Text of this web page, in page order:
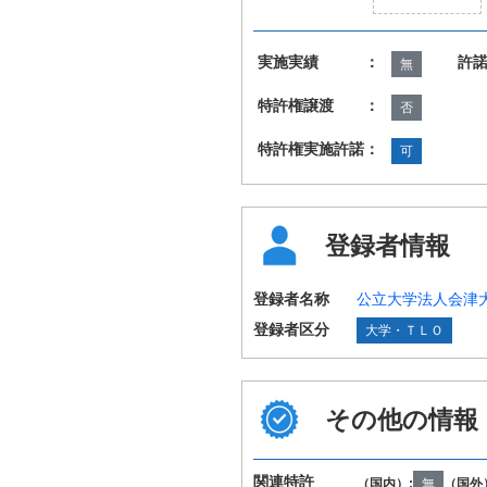
実施実績 ： 無 許
特許権譲渡 ： 否
特許権実施許諾： 可
登録者情報
登録者名称
公立大学法人会津
登録者区分
大学・ＴＬＯ
その他の情報
国際特許分類
G01C3/06